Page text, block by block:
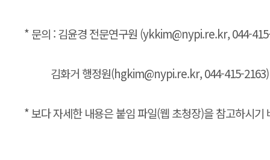
* 문의 : 김윤경 전문연구원 (ykkim@nypi.re.kr, 044-
김화거 행정원(hgkim@nypi.re.kr, 044-415-2163)
* 보다 자세한 내용은 붙임 파일(웹 초청장)을 참고하시기